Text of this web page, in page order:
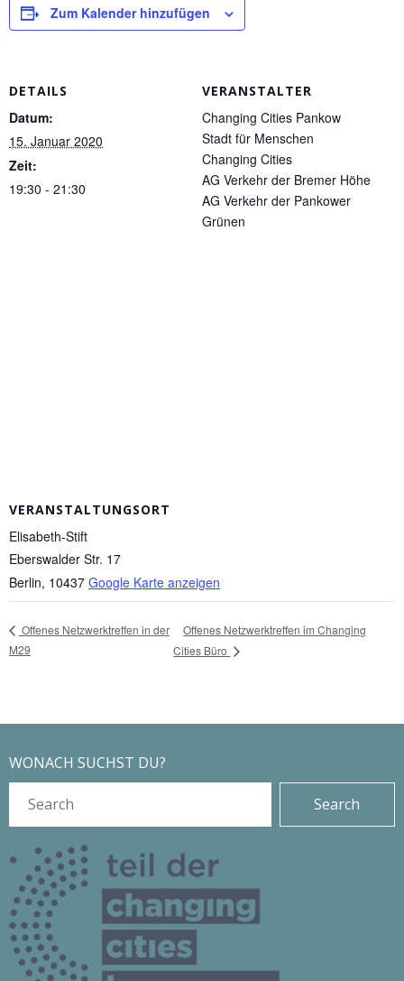
Zum Kalender hinzufügen
DETAILS
Datum:
15. Januar 2020
Zeit:
19:30 - 21:30
VERANSTALTER
Changing Cities Pankow
Stadt für Menschen
Changing Cities
AG Verkehr der Bremer Höhe
AG Verkehr der Pankower
Grünen
VERANSTALTUNGSORT
Elisabeth-Stift
Eberswalder Str. 17
Berlin, 10437 Google Karte anzeigen
Offenes Netzwerktreffen in der
M29
Offenes Netzwerktreffen im Changing
Cities Büro
WONACH SUCHST DU?